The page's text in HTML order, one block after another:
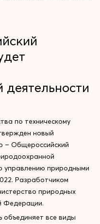
по техническому
новый
– Общероссийский
управлению природными
Разработчиком
природных
Федерации.
объединяет все виды